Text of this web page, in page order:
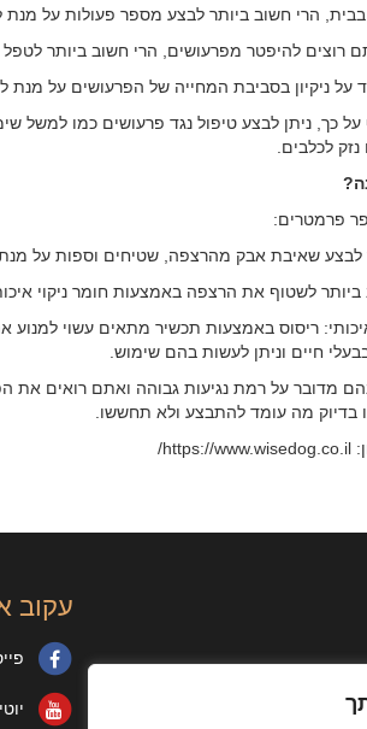
הרי חשוב ביותר לבצע מספר פעולות על
רוצים להיפטר מפרעושים, הרי חשוב ביותר
על ניקיון בסביבת המחייה של הפרעושים על מנת
על כך, ניתן לבצע טיפול נגד פרעושים כמו למשל
לכלבים.
פרמטרים:
שאיבת אבק מהרצפה, שטיחים וספות על
לשטוף את הרצפה באמצעות חומר ניקוי
ריסוס באמצעות תכשיר מתאים עשוי
חיים וניתן לעשות בהם שימוש.
מדובר על רמת נגיעות גבוהה ואתם רואים את
בדיוק מה עומד להתבצע ולא תחששו.
https://www.wisedog.co.il/
עקוב